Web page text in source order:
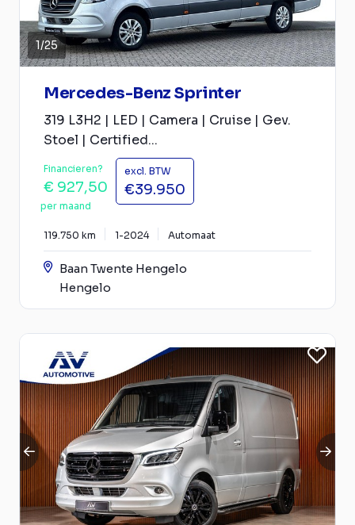
1/25
Mercedes-Benz Sprinter
319 L3H2 | LED | Camera | Cruise | Gev.
Stoel | Certified...
Financieren?
€ 927,50
per maand
excl. BTW
€39.950
119.750 km 1-2024 Automaat
Baan Twente Hengelo
Hengelo